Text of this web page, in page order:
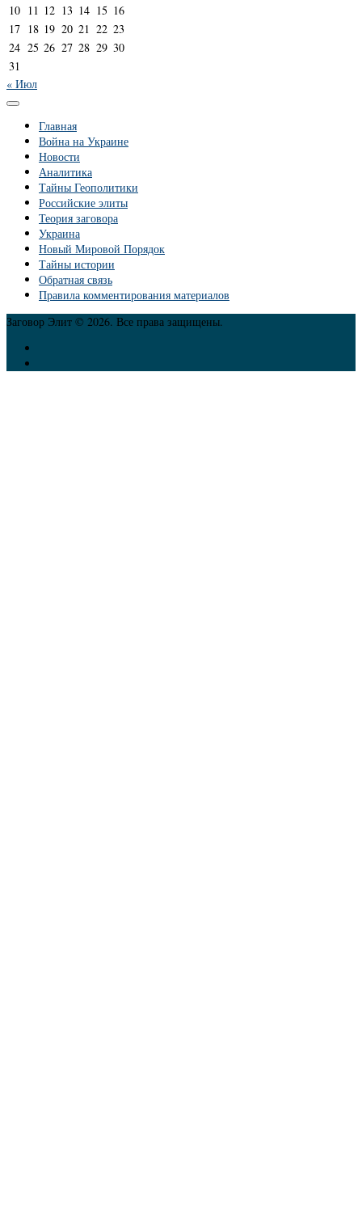
10 11 12 13 14 15 16
17 18 19 20 21 22 23
24 25 26 27 28 29 30
31
« Июл
Главная
Война на Украине
Новости
Аналитика
Тайны Геополитики
Российские элиты
Теория заговора
Украина
Новый Мировой Порядок
Тайны истории
Обратная связь
Правила комментирования материалов
Заговор Элит © 2026. Все права защищены.